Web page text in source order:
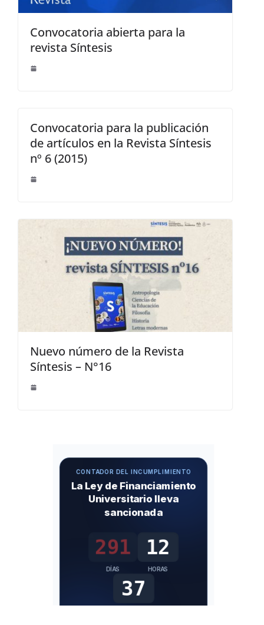
Convocatoria abierta para la
revista Síntesis
Convocatoria para la publicación
de artículos en la Revista Síntesis
nº 6 (2015)
Nuevo número de la Revista
Síntesis – N°16